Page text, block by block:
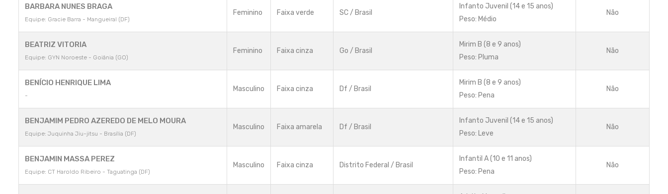
BARBARA NUNES BRAGA
Equipe: Gracie Barra - Mangueiral (DF)
Feminino Faixa verde SC / Brasil
Infanto Juvenil (14 e 15 anos)
Peso: Médio
Não
BEATRIZ VITORIA
Equipe: GYN Noroeste - Goiânia (GO)
Feminino Faixa cinza Go / Brasil
Mirim B (8 e 9 anos)
Peso: Pluma
Não
BENÍCIO HENRIQUE LIMA
-
Masculino Faixa cinza Df / Brasil
Mirim B (8 e 9 anos)
Peso: Pena
Não
BENJAMIM PEDRO AZEREDO DE MELO MOURA
Equipe: Juquinha Jiu-jitsu - Brasília (DF)
Masculino Faixa amarela Df / Brasil
Infanto Juvenil (14 e 15 anos)
Peso: Leve
Não
BENJAMIN MASSA PEREZ
Equipe: CT Haroldo Ribeiro - Taguatinga (DF)
Masculino Faixa cinza Distrito Federal / Brasil
Infantil A (10 e 11 anos)
Peso: Pena
Não